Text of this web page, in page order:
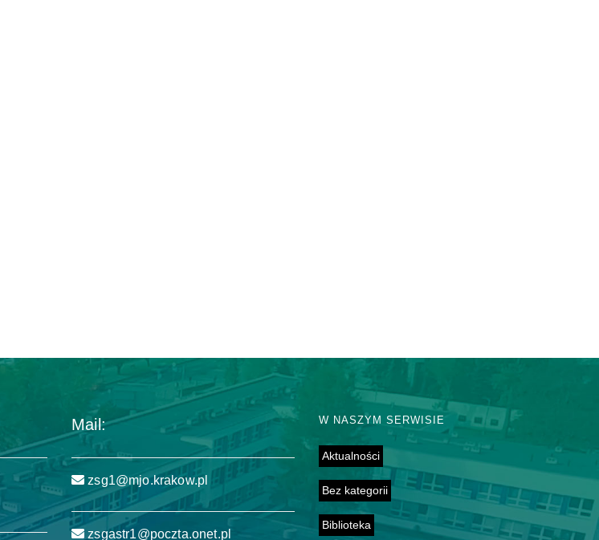
Mail:
zsg1@mjo.krakow.pl
zsgastr1@poczta.onet.pl
W NASZYM SERWISIE
Aktualności
Bez kategorii
Biblioteka